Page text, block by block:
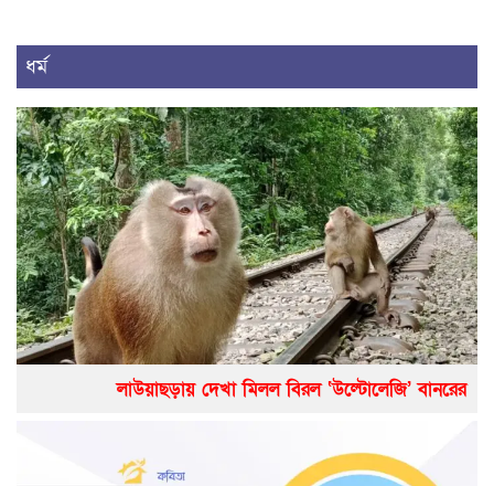
ধর্ম
লাউয়াছড়ায় দেখা মিলল বিরল ‘উল্টোলেজি’ বানরের